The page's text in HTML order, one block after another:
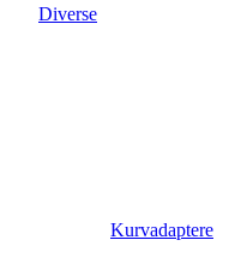
Diverse
Kurvadaptere